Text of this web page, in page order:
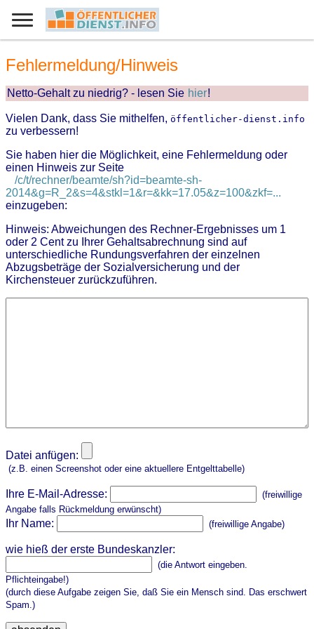
Fehlermeldung/Hinweis
Netto-Gehalt zu niedrig? - lesen Sie hier!
Vielen Dank, dass Sie mithelfen, öffentlicher-dienst.info
zu verbessern!
Sie haben hier die Möglichkeit, eine Fehlermeldung oder
einen Hinweis zur Seite
/c/t/rechner/beamte/sh?id=beamte-sh-
2014&g=R_2&s=4&stkl=1&r=&kk=17.05&z=100&zkf=...
einzugeben:
Hinweis: Abweichungen des Rechner-Ergebnisses um 1
oder 2 Cent zu Ihrer Gehaltsabrechnung sind auf
unterschiedliche Rundungsverfahren der einzelnen
Abzugsbeträge der Sozialversicherung und der
Kirchensteuer zurückzuführen.
Datei anfügen:
(z.B. einen Screenshot oder eine aktuellere Entgelttabelle)
Ihre E-Mail-Adresse:
(freiwillige
Angabe falls Rückmeldung erwünscht)
Ihr Name: (freiwillige Angabe)
wie hieß der erste Bundeskanzler:
(die Antwort eingeben.
Pflichteingabe!)
(durch diese Aufgabe zeigen Sie, daß Sie ein Mensch sind. Das erschwert
Spam.)